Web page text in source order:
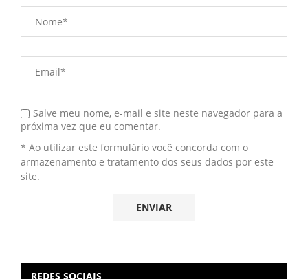
Salve meu nome, e-mail e site neste navegador para a
próxima vez que eu comentar.
* Ao utilizar este formulário você concorda com o
armazenamento e tratamento dos seus dados por este
site.
REDES SOCIAIS